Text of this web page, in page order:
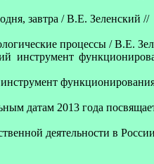
завтра / В.Е. Зеленский //
процессы / В.Е.
инструмент
датам 2013 года
деятельности в